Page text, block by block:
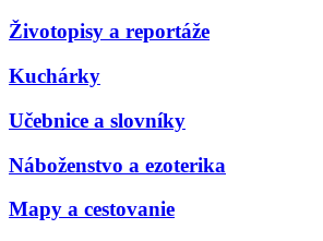
Životopisy a reportáže
Kuchárky
Učebnice a slovníky
Náboženstvo a ezoterika
Mapy a cestovanie